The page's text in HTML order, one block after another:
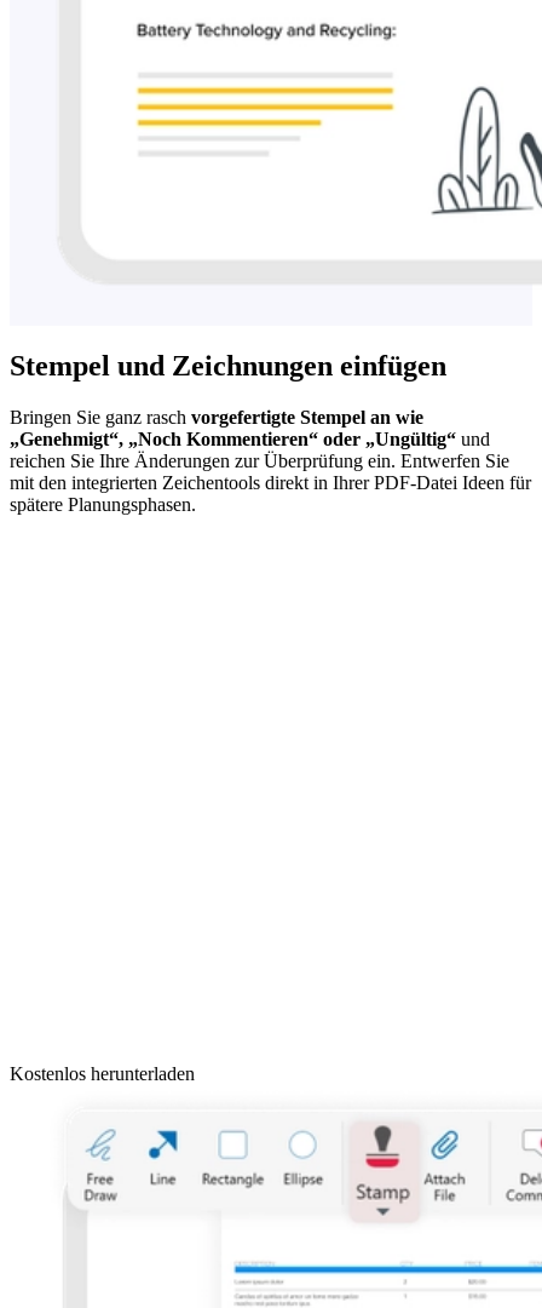
Stempel und Zeichnungen einfügen
Bringen Sie ganz rasch vorgefertigte Stempel an wie
„Genehmigt“, „Noch Kommentieren“ oder „Ungültig“ und
reichen Sie Ihre Änderungen zur Überprüfung ein. Entwerfen Sie
mit den integrierten Zeichentools direkt in Ihrer PDF-Datei Ideen für
spätere Planungsphasen.
Kostenlos herunterladen